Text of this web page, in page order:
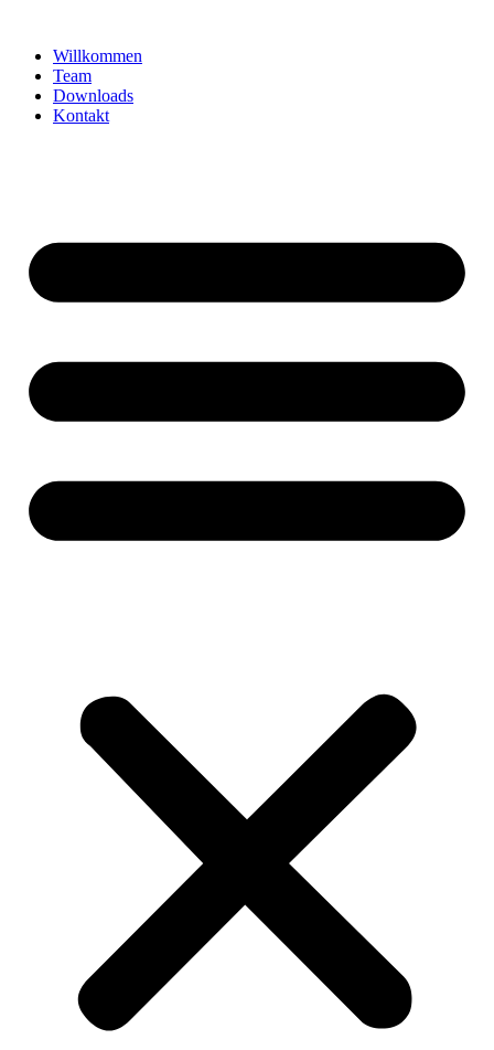
springenWillkommen
Team
Downloads
Kontakt